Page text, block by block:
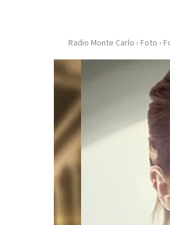
HOME
RADIO
WEB
RADIO
PLAYLIST
Radio Monte Carlo › Foto ›